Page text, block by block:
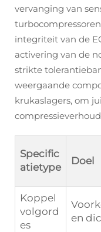
vervanging van
integriteit van de
activering van de
strikte
weergaande
krukaslagers, om
Specific
atietype
Doel
Koppel
volgord
es
en